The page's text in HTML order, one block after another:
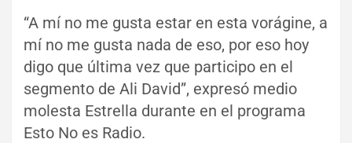
“A mí no me gusta estar en esta vorágine, a
mí no me gusta nada de eso, por eso hoy
digo que última vez que participo en el
segmento de Ali David”, expresó medio
molesta Estrella durante en el programa
Esto No es Radio.